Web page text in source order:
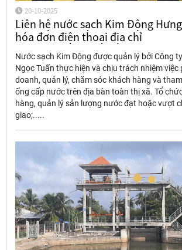
20-10-2025
Liên hệ nước sạch Kim Động
hóa đơn điện thoại địa chỉ
Nước sạch Kim Động được quản lý bởi Công
Ngọc Tuấn thực hiện và chịu trách nhiệm việc
doanh, quản lý, chăm sóc khách hàng và
ống cấp nước trên địa bàn toàn thị xã. Tổ
hàng, quản lý sản lượng nước đạt hoặc vượt
giao;.....